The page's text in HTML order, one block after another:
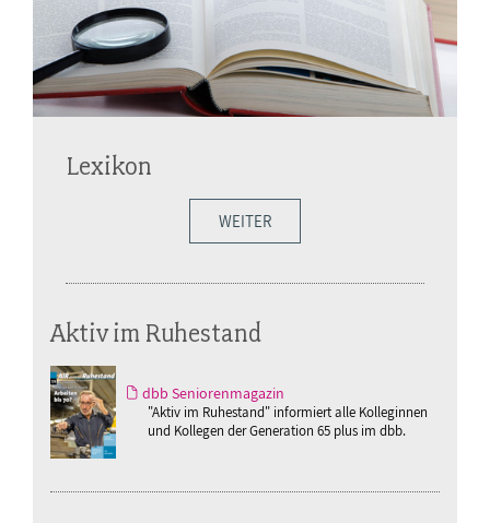
Lexikon
WEITER
Aktiv im Ruhestand
dbb Seniorenmagazin
"Aktiv im Ruhestand" informiert alle Kolleginnen
und Kollegen der Generation 65 plus im dbb.